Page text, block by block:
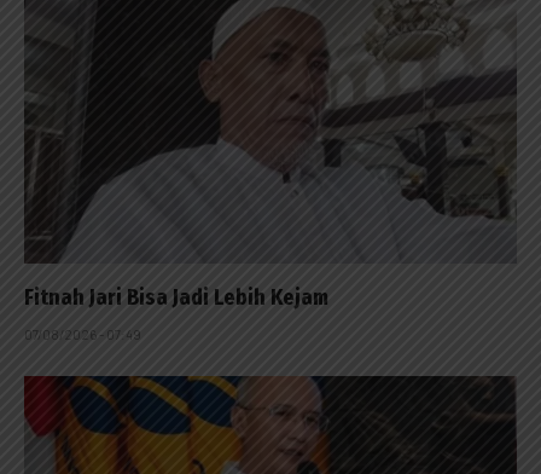
Fitnah Jari Bisa Jadi Lebih Kejam
07/08/2026 - 07:49